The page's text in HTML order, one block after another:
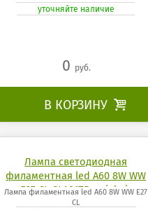
уточняйте наличие
0 руб.
В КОРЗИНУ 
Лампа светодиодная
филаментная led A60 8W WW
E27 CL GLA01TR uniel air
Лампа филаментная led A60 8W WW E27
CL